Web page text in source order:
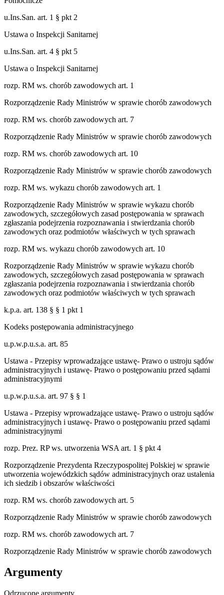
u.Ins.San. art. 1 § pkt 2
Ustawa o Inspekcji Sanitarnej
u.Ins.San. art. 4 § pkt 5
Ustawa o Inspekcji Sanitarnej
rozp. RM ws. chorób zawodowych art. 1
Rozporządzenie Rady Ministrów w sprawie chorób zawodowych
rozp. RM ws. chorób zawodowych art. 7
Rozporządzenie Rady Ministrów w sprawie chorób zawodowych
rozp. RM ws. chorób zawodowych art. 10
Rozporządzenie Rady Ministrów w sprawie chorób zawodowych
rozp. RM ws. wykazu chorób zawodowych art. 1
Rozporządzenie Rady Ministrów w sprawie wykazu chorób
zawodowych, szczegółowych zasad postępowania w sprawach
zgłaszania podejrzenia rozpoznawania i stwierdzania chorób
zawodowych oraz podmiotów właściwych w tych sprawach
rozp. RM ws. wykazu chorób zawodowych art. 10
Rozporządzenie Rady Ministrów w sprawie wykazu chorób
zawodowych, szczegółowych zasad postępowania w sprawach
zgłaszania podejrzenia rozpoznawania i stwierdzania chorób
zawodowych oraz podmiotów właściwych w tych sprawach
k.p.a. art. 138 § § 1 pkt 1
Kodeks postępowania administracyjnego
u.p.w.p.u.s.a. art. 85
Ustawa - Przepisy wprowadzające ustawę- Prawo o ustroju sądów
administracyjnych i ustawę- Prawo o postępowaniu przed sądami
administracyjnymi
u.p.w.p.u.s.a. art. 97 § § 1
Ustawa - Przepisy wprowadzające ustawę- Prawo o ustroju sądów
administracyjnych i ustawę- Prawo o postępowaniu przed sądami
administracyjnymi
rozp. Prez. RP ws. utworzenia WSA art. 1 § pkt 4
Rozporządzenie Prezydenta Rzeczypospolitej Polskiej w sprawie
utworzenia wojewódzkich sądów administracyjnych oraz ustalenia
ich siedzib i obszarów właściwości
rozp. RM ws. chorób zawodowych art. 5
Rozporządzenie Rady Ministrów w sprawie chorób zawodowych
rozp. RM ws. chorób zawodowych art. 7
Rozporządzenie Rady Ministrów w sprawie chorób zawodowych
Argumenty